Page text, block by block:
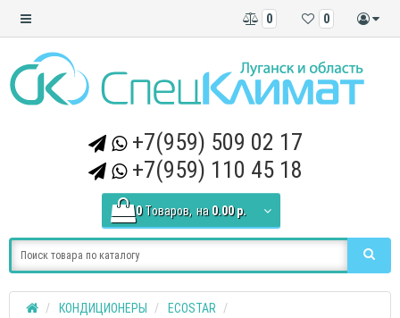
0
0
+7(959) 509 02 17
+7(959) 110 45 18
0 Tоваров, на 0.00 р.
КОНДИЦИОНЕРЫ
ECOSTAR